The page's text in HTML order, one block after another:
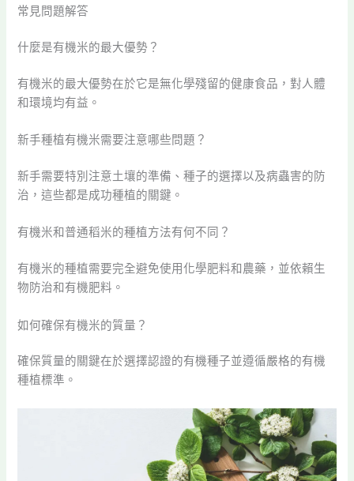
常見問題解答
什麼是有機米的最大優勢？
有機米的最大優勢在於它是無化學殘留的健康食品，對人體
和環境均有益。
新手種植有機米需要注意哪些問題？
新手需要特別注意土壤的準備、種子的選擇以及病蟲害的防
治，這些都是成功種植的關鍵。
有機米和普通稻米的種植方法有何不同？
有機米的種植需要完全避免使用化學肥料和農藥，並依賴生
物防治和有機肥料。
如何確保有機米的質量？
確保質量的關鍵在於選擇認證的有機種子並遵循嚴格的有機
種植標準。